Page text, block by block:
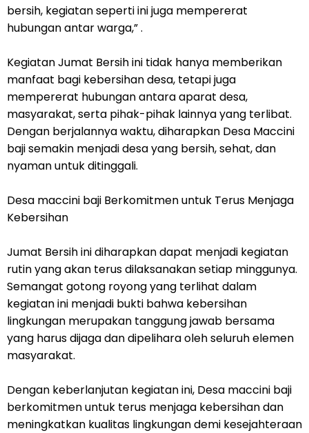
bersih, kegiatan seperti ini juga mempererat
hubungan antar warga,” .
Kegiatan Jumat Bersih ini tidak hanya memberikan
manfaat bagi kebersihan desa, tetapi juga
mempererat hubungan antara aparat desa,
masyarakat, serta pihak-pihak lainnya yang terlibat.
Dengan berjalannya waktu, diharapkan Desa Maccini
baji semakin menjadi desa yang bersih, sehat, dan
nyaman untuk ditinggali.
Desa maccini baji Berkomitmen untuk Terus Menjaga
Kebersihan
Jumat Bersih ini diharapkan dapat menjadi kegiatan
rutin yang akan terus dilaksanakan setiap minggunya.
Semangat gotong royong yang terlihat dalam
kegiatan ini menjadi bukti bahwa kebersihan
lingkungan merupakan tanggung jawab bersama
yang harus dijaga dan dipelihara oleh seluruh elemen
masyarakat.
Dengan keberlanjutan kegiatan ini, Desa maccini baji
berkomitmen untuk terus menjaga kebersihan dan
meningkatkan kualitas lingkungan demi kesejahteraan